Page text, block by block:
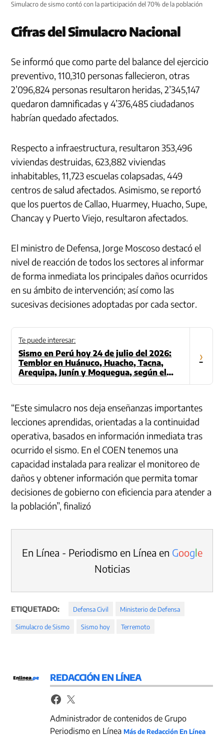
Simulacro de sismo contó con la participación del 70% de la población
Cifras del Simulacro Nacional
Se informó que como parte del balance del ejercicio
preventivo, 110,310 personas fallecieron, otras
2’096,824 personas resultaron heridas, 2’345,147
quedaron damnificadas y 4’376,485 ciudadanos
habrían quedado afectados.
Respecto a infraestructura, resultaron 353,496
viviendas destruidas, 623,882 viviendas
inhabitables, 11,723 escuelas colapsadas, 449
centros de salud afectados. Asimismo, se reportó
que los puertos de Callao, Huarmey, Huacho, Supe,
Chancay y Puerto Viejo, resultaron afectados.
El ministro de Defensa, Jorge Moscoso destacó el
nivel de reacción de todos los sectores al informar
de forma inmediata los principales daños ocurridos
en su ámbito de intervención; así como las
sucesivas decisiones adoptadas por cada sector.
Te puede interesar:
Sismo en Perú hoy 24 de julio del 2026:
Temblor en Huánuco, Huacho, Tacna,
Arequipa, Junín y Moquegua, según el
›
“Este simulacro nos deja enseñanzas importantes
lecciones aprendidas, orientadas a la continuidad
operativa, basados en información inmediata tras
ocurrido el sismo. En el COEN tenemos una
capacidad instalada para realizar el monitoreo de
daños y obtener información que permita tomar
decisiones de gobierno con eficiencia para atender a
la población”, finalizó
En Línea - Periodismo en Línea en Google
Noticias
ETIQUETADO: Defensa Civil Ministerio de Defensa
Simulacro de Sismo Sismo hoy Terremoto
REDACCIÓN EN LÍNEA
Administrador de contenidos de Grupo
Periodismo en LíneaMás de Redacción En Línea